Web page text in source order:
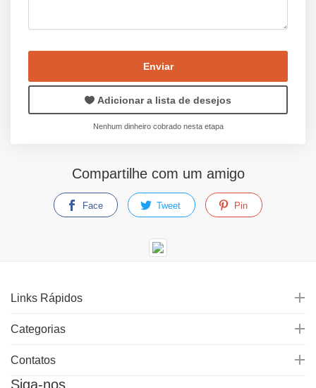
Enviar
Adicionar a lista de desejos
Nenhum dinheiro cobrado nesta etapa
Compartilhe com um amigo
Face Tweet Pin
Links Rápidos
Categorias
Contatos
Siga-nos